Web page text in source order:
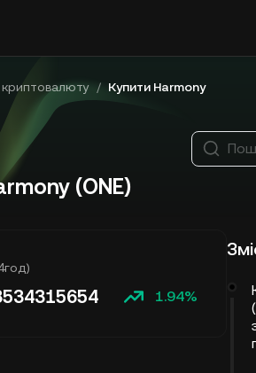
криптовалюту / Купити Harmony
(ONE)
1.94%